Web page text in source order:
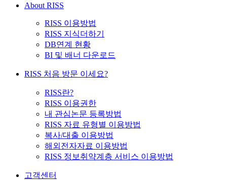
About RISS
RISS 이용방법
RISS 지식더하기
DB연계 현황
BI 및 배너 다운로드
RISS 처음 방문 이세요?
RISS란?
RISS 이용권한
내 관심논문 등록방법
RISS 자료 유형별 이용방법
복사/대출 이용방법
해외전자자료 이용방법
RISS 정보취약계층 서비스 이용방법
고객센터